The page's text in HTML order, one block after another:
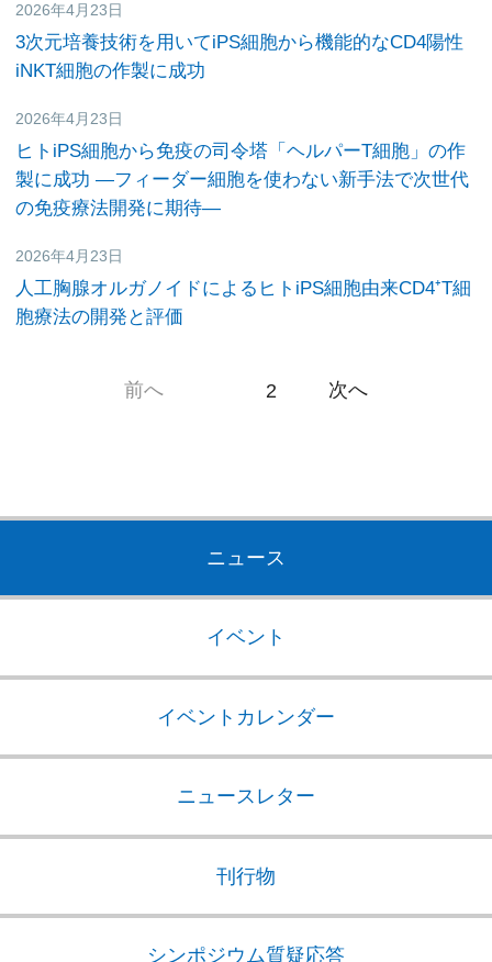
2026年4月23日
3次元培養技術を用いてiPS細胞から機能的なCD4陽性
iNKT細胞の作製に成功
2026年4月23日
ヒトiPS細胞から免疫の司令塔「ヘルパーT細胞」の作
製に成功―フィーダー細胞を使わない新手法で次世代
の免疫療法開発に期待―
2026年4月23日
人工胸腺オルガノイドによるヒトiPS細胞由来CD4⁺T細
胞療法の開発と評価
2
前へ 次へ
ニュース
イベント
イベントカレンダー
ニュースレター
刊行物
シンポジウム質疑応答